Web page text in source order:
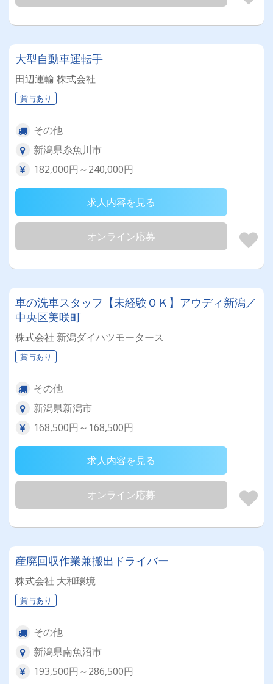
大型自動車運転手
田辺運輸 株式会社
賞与あり
その他
新潟県糸魚川市
182,000円～240,000円
求人内容を見る
オンライン応募
車の洗車スタッフ【未経験ＯＫ】アウディ新潟／
中央区美咲町
株式会社 新潟ダイハツモータース
賞与あり
その他
新潟県新潟市
168,500円～168,500円
求人内容を見る
オンライン応募
産廃回収作業兼搬出ドライバー
株式会社 大和環境
賞与あり
その他
新潟県南魚沼市
193,500円～286,500円